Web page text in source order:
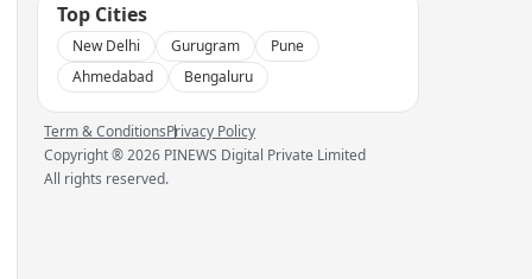
Top Cities
New Delhi Gurugram
Pune
Ahmedabad
Bengaluru
Term & ConditionsPrivacy Policy
Copyright ®2026 PINEWS Digital Private Limited
All rights reserved.